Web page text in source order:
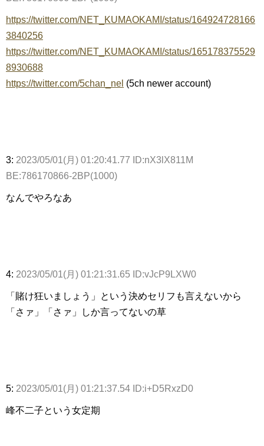
https://twitter.com/NET_KUMAOKAMI/status/164924728166
3840256
https://twitter.com/NET_KUMAOKAMI/status/165178375529
8930688
https://twitter.com/5chan_nel (5ch newer account)
3: 2023/05/01(月) 01:20:41.77 ID:nX3lX811M
BE:786170866-2BP(1000)
なんでやろなあ
4: 2023/05/01(月) 01:21:31.65 ID:vJcP9LXW0
「賭け狂いましょう」という決めセリフも言えないから
「さァ」「さァ」しか言ってないの草
5: 2023/05/01(月) 01:21:37.54 ID:i+D5RxzD0
峰不二子という女定期